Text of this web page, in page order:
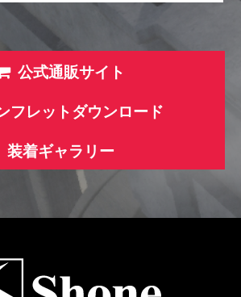
公式通販サイト
フレットダウンロード
装着ギャラリー